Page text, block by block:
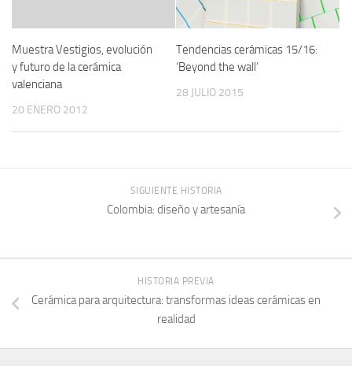
Muestra Vestigios, evolución
y futuro de la cerámica
valenciana
20 ENERO 2012
Tendencias cerámicas 15/16:
‘Beyond the wall’
28 JULIO 2015
SIGUIENTE HISTORIA
Colombia: diseño y artesanía
HISTORIA PREVIA
Cerámica para arquitectura: transformas ideas cerámicas en
realidad